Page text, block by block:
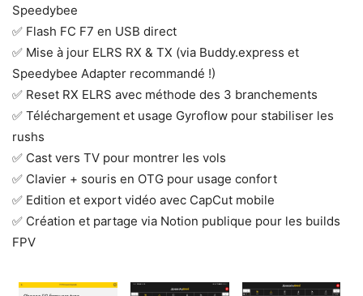
Speedybee
✅ Flash FC F7 en USB direct
✅ Mise à jour ELRS RX & TX (via Buddy.express et
Speedybee Adapter recommandé !)
✅ Reset RX ELRS avec méthode des 3 branchements
✅ Téléchargement et usage Gyroflow pour stabiliser les
rushs
✅ Cast vers TV pour montrer les vols
✅ Clavier + souris en OTG pour usage confort
✅ Edition et export vidéo avec CapCut mobile
✅ Création et partage via Notion publique pour les builds
FPV